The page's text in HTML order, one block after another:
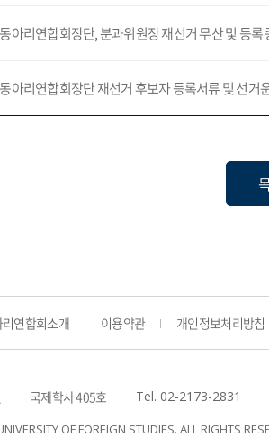
분과위원장 재선거 무산 및 등록
아리연합회장단 재선거 후보자 등록서류 및 선거
연합회소개 이용약관 개인정보처리방침
국제학사 405호 Tel. 02-2173-2831
OF FOREIGN STUDIES. ALL RIGHTS